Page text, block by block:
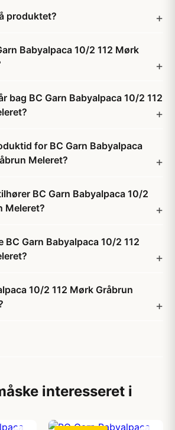
produktet?
Babyalpaca 10/2 112 Mørk
bag BC Garn Babyalpaca 10/2 112
for BC Garn Babyalpaca
Meleret?
BC Garn Babyalpaca 10/2
Meleret?
BC Garn Babyalpaca 10/2 112
10/2 112 Mørk Gråbrun
interesseret i